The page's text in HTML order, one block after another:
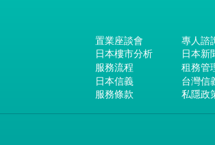
置業座談會 專人諮
日本樓市分析
日本新
服務流程
租務管
日本信義
台灣信
服務條款
私隱政